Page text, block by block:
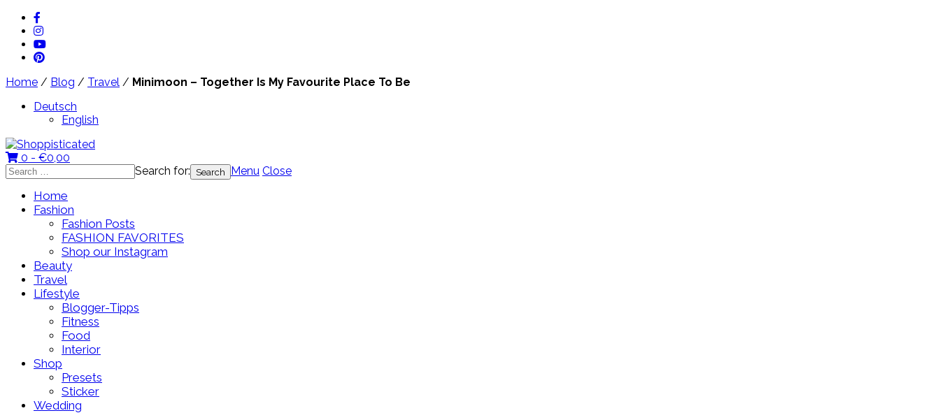
Home / Blog / Travel / Minimoon – Together Is My Favourite Place To Be
Deutsch
English
0 - €0,00
Search for:
Menu Close
Home
Fashion
Fashion Posts
FASHION FAVORITES
Shop our Instagram
Beauty
Travel
Lifestyle
Blogger-Tipps
Fitness
Food
Interior
Shop
Presets
Sticker
Wedding